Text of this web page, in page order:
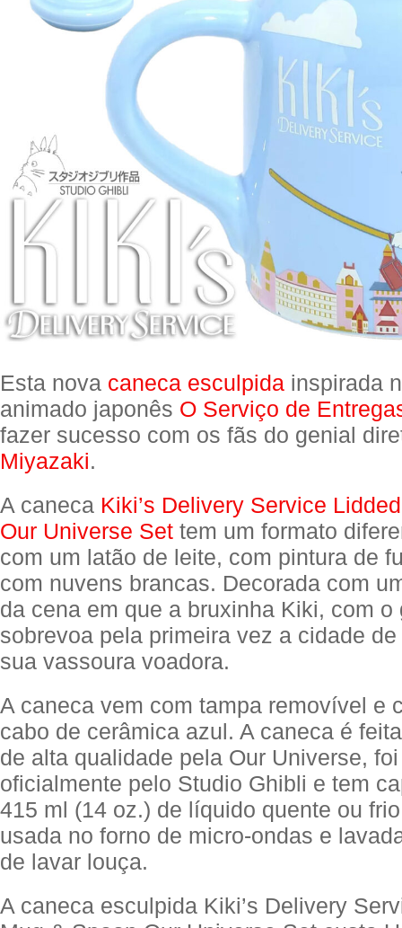
Esta nova caneca esculpida inspirada
animado japonês O Serviço de
fazer sucesso com os fãs do genial
Miyazaki.
A caneca Kiki’s Delivery Service
Our Universe Set tem um formato
com um latão de leite, com pintura de
com nuvens brancas. Decorada com
da cena em que a bruxinha Kiki, com o
sobrevoa pela primeira vez a cidade
sua vassoura voadora.
A caneca vem com tampa removível e
cabo de cerâmica azul. A caneca é
de alta qualidade pela Our Universe,
oficialmente pelo Studio Ghibli e tem
415 ml (14 oz.) de líquido quente ou
usada no forno de micro-ondas e
de lavar louça.
A caneca esculpida Kiki’s Delivery